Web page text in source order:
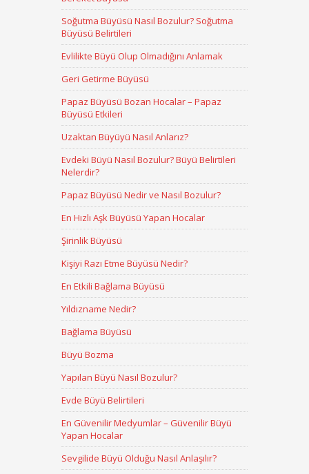
Soğutma Büyüsü Nasıl Bozulur? Soğutma
Büyüsü Belirtileri
Evlilikte Büyü Olup Olmadığını Anlamak
Geri Getirme Büyüsü
Papaz Büyüsü Bozan Hocalar – Papaz
Büyüsü Etkileri
Uzaktan Büyüyü Nasıl Anlarız?
Evdeki Büyü Nasıl Bozulur? Büyü Belirtileri
Nelerdir?
Papaz Büyüsü Nedir ve Nasıl Bozulur?
En Hızlı Aşk Büyüsü Yapan Hocalar
Şirinlik Büyüsü
Kişiyi Razı Etme Büyüsü Nedir?
En Etkili Bağlama Büyüsü
Yıldızname Nedir?
Bağlama Büyüsü
Büyü Bozma
Yapılan Büyü Nasıl Bozulur?
Evde Büyü Belirtileri
En Güvenilir Medyumlar – Güvenilir Büyü
Yapan Hocalar
Sevgilide Büyü Olduğu Nasıl Anlaşılır?